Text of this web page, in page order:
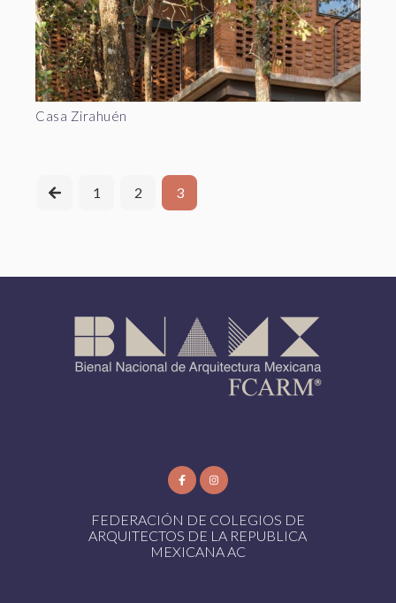
Casa Zirahuén
1 2 3
FEDERACIÓN DE COLEGIOS DE
ARQUITECTOS DE LA REPUBLICA
MEXICANA AC